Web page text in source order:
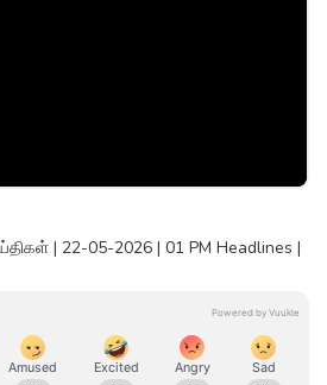
| 22-05-2026 | 01 PM Headlines |